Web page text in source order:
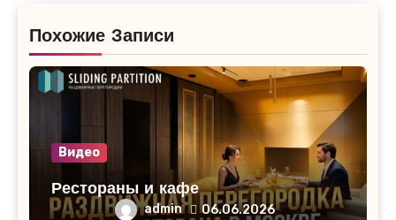
Похожие Записи
Видео
Рестораны и кафе
admin 06.06.2026